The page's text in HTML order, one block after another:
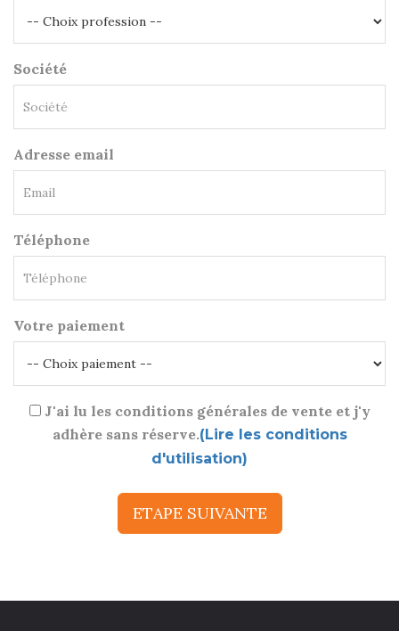
Société
Adresse email
Téléphone
Votre paiement
J'ai lu les conditions générales de vente et j'y
adhère sans réserve.(Lire les conditions
d'utilisation)
ETAPE SUIVANTE